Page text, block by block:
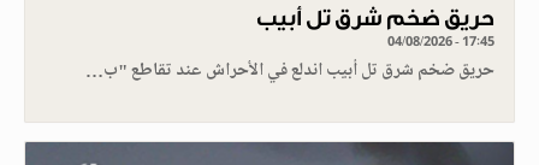
حريق ضخم شرق تل أبيب
04/08/2026 - 17:45
حريق ضخم شرق تل أبيب اندلع في الأحراش عند تقاطع "ب…